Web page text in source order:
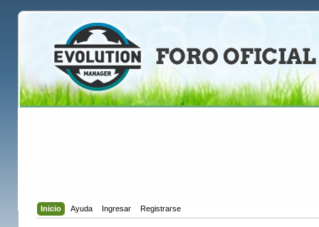
Inicio Ayuda Ingresar Registrarse